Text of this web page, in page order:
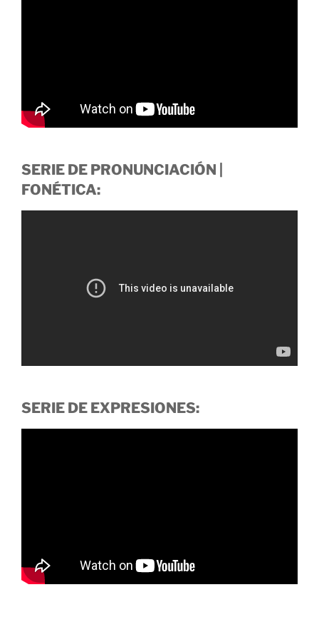
SERIE DE PRONUNCIACIÓN |
FONÉTICA:
SERIE DE EXPRESIONES: